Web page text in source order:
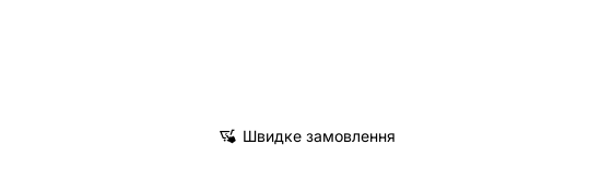
Швидке замовлення